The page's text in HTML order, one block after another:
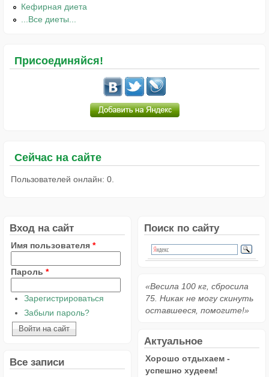
Кефирная диета
...Все диеты...
Присоединяйся!
Сейчас на сайте
Пользователей онлайн: 0.
Вход на сайт
Имя пользователя *
Пароль *
Зарегистрироваться
Забыли пароль?
Все записи
Поиск по сайту
«Весила 100 кг, сбросила
75. Никак не могу скинуть
оставшееся, помогите!»
Актуальное
Хорошо отдыхаем -
успешно худеем!